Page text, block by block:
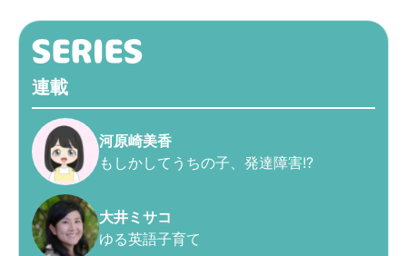
連載
河原崎美香
もしかしてうちの子、発達障害!?
大井ミサコ
ゆる英語子育て